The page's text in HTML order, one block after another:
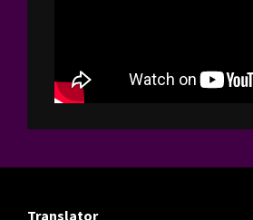
Translator